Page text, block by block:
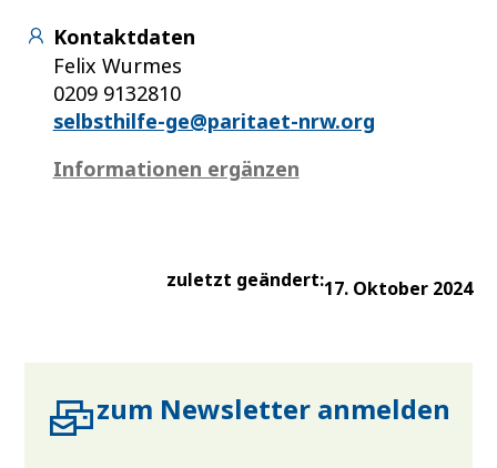
Kontaktdaten
Felix Wurmes
0209 9132810
selbsthilfe-ge@paritaet-nrw.org
Informationen ergänzen
zuletzt geändert:17. Oktober 2024
zum Newsletter anmelden